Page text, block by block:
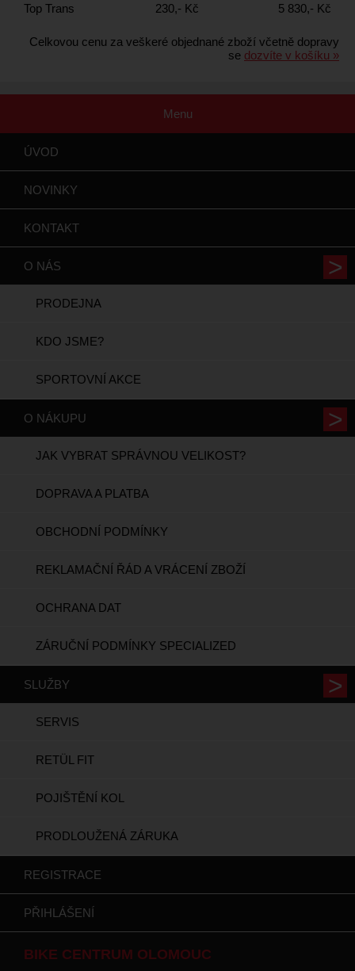
Top Trans 230,- Kč 5 830,- Kč
Celkovou cenu za veškeré objednané zboží včetně dopravy
se dozvíte v košíku »
Menu
ÚVOD
NOVINKY
KONTAKT
O NÁS
PRODEJNA
KDO JSME?
SPORTOVNÍ AKCE
O NÁKUPU
JAK VYBRAT SPRÁVNOU VELIKOST?
DOPRAVA A PLATBA
OBCHODNÍ PODMÍNKY
REKLAMAČNÍ ŘÁD A VRÁCENÍ ZBOŽÍ
OCHRANA DAT
ZÁRUČNÍ PODMÍNKY SPECIALIZED
SLUŽBY
SERVIS
RETÜL FIT
POJIŠTĚNÍ KOL
PRODLOUŽENÁ ZÁRUKA
REGISTRACE
PŘIHLÁŠENÍ
BIKE CENTRUM OLOMOUC